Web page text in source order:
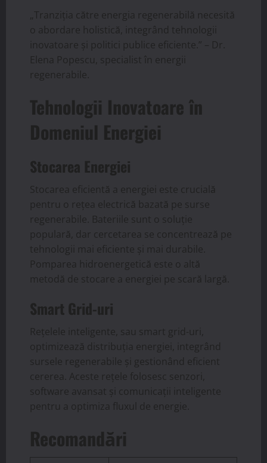
„Tranziția către energia regenerabilă necesită
o abordare holistică, integrând tehnologii
inovatoare și politici publice eficiente.” – Dr.
Elena Popescu, specialist în energii
regenerabile.
Tehnologii Inovatoare în
Domeniul Energiei
Stocarea Energiei
Stocarea eficientă a energiei este crucială
pentru o rețea electrică bazată pe surse
regenerabile. Bateriile sunt o soluție
populară, dar cercetarea se concentrează pe
tehnologii mai eficiente și mai durabile.
Pomparea hidroenergetică este o altă
metodă de stocare a energiei pe scară largă.
Smart Grid-uri
Rețelele inteligente, sau smart grid-uri,
optimizează distribuția energiei, integrând
sursele regenerabile și gestionând eficient
cererea. Aceste rețele folosesc senzori,
software avansat și comunicații inteligente
pentru a optimiza fluxul de energie.
Recomandări